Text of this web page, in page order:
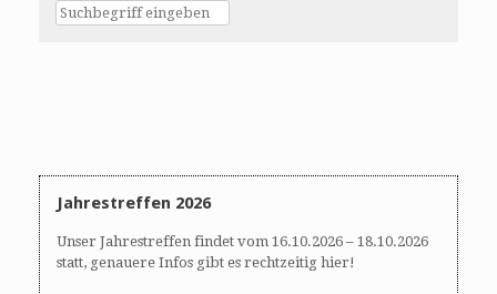
Jahrestreffen 2026
Unser Jahrestreffen findet vom 16.10.2026 – 18.10.2026
statt, genauere Infos gibt es rechtzeitig hier!